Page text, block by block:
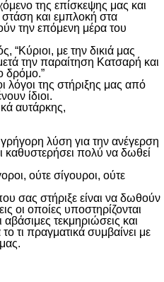
της επίσκεψης μας και
στάση και εμπλοκή στα
την επόμενη μέρα του
με την δικιά μας
την παραίτηση Κατσαρή και
δρόμο.”
λόγοι της στήριξης μας από
ίδιοι.
αυτάρκης,
λύση για την ανέγερση
καθυστερήσει πολύ να δωθεί
ούτε σίγουροι, ούτε
σας στήριξε είναι να δωθούν
οι οποίες υποστηρίζονται
τεκμηριώσεις και
τι πραγματικά συμβαίνει με